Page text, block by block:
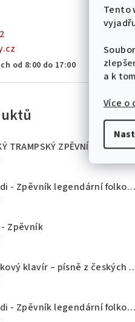
Tento
a k
Více o
od 8:00 do 17:00
1. VELKÝ TRAMPSKÝ ZPĚVNÍK od A do Z - texty akordy
Nedvědi - Zpěvník legendární folkové rodiny - 1.díl
- Zpěvník
Pohádkový klavír –
Nedvědi - Zpěvník legendární folkové rodiny - 2.díl